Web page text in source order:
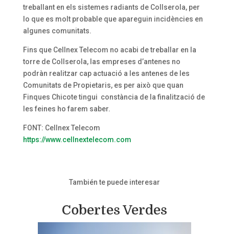
treballant en els sistemes radiants de Collserola, per
lo que es molt probable que apareguin incidències en
algunes comunitats.
Fins que Cellnex Telecom no acabi de treballar en la
torre de Collserola, las empreses d’antenes no
podràn realitzar cap actuació a les antenes de les
Comunitats de Propietaris, es per això que quan
Finques Chicote tingui constància de la finalització de
les feines ho farem saber.
FONT: Cellnex Telecom
https://www.cellnextelecom.com
También te puede interesar
Cobertes Verdes